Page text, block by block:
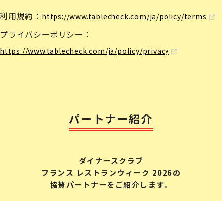
利用規約： https://www.tablecheck.com/ja/policy/terms
プライバシーポリシー：
https://www.tablecheck.com/ja/policy/privacy
パートナー紹介
ダイナースクラブ
フランス レストランウィーク 2026の
協賛パートナーをご紹介します。